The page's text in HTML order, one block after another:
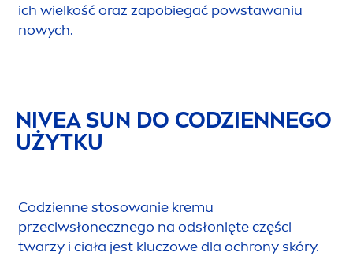
ich wielkość oraz zapobiegać powstawaniu
nowych.
NIVEA SUN DO CODZIENNEGO
UŻYTKU
Codzienne stosowanie kremu
przeciwsłonecznego na odsłonięte części
twarzy i ciała jest kluczowe dla ochrony skóry.